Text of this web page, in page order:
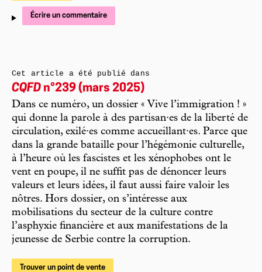
Écrire un commentaire
Cet article a été publié dans
CQFD n°239 (mars 2025)
Dans ce numéro, un dossier « Vive l’immigration ! »
qui donne la parole à des partisan·es de la liberté de
circulation, exilé·es comme accueillant·es. Parce que
dans la grande bataille pour l’hégémonie culturelle,
à l’heure où les fascistes et les xénophobes ont le
vent en poupe, il ne suffit pas de dénoncer leurs
valeurs et leurs idées, il faut aussi faire valoir les
nôtres. Hors dossier, on s’intéresse aux
mobilisations du secteur de la culture contre
l’asphyxie financière et aux manifestations de la
jeunesse de Serbie contre la corruption.
Trouver un point de vente